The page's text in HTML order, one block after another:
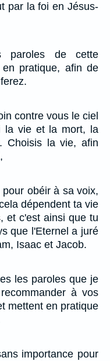
par la foi en Jésus-
paroles de cette
pratique, afin de
contre vous le ciel
la vie et la mort, la
Choisis la vie, afin
obéir à sa voix,
dépendent ta vie
et c'est ainsi que tu
que l'Eternel a juré
Isaac et Jacob.
les paroles que je
à vos
mettent en pratique
importance pour